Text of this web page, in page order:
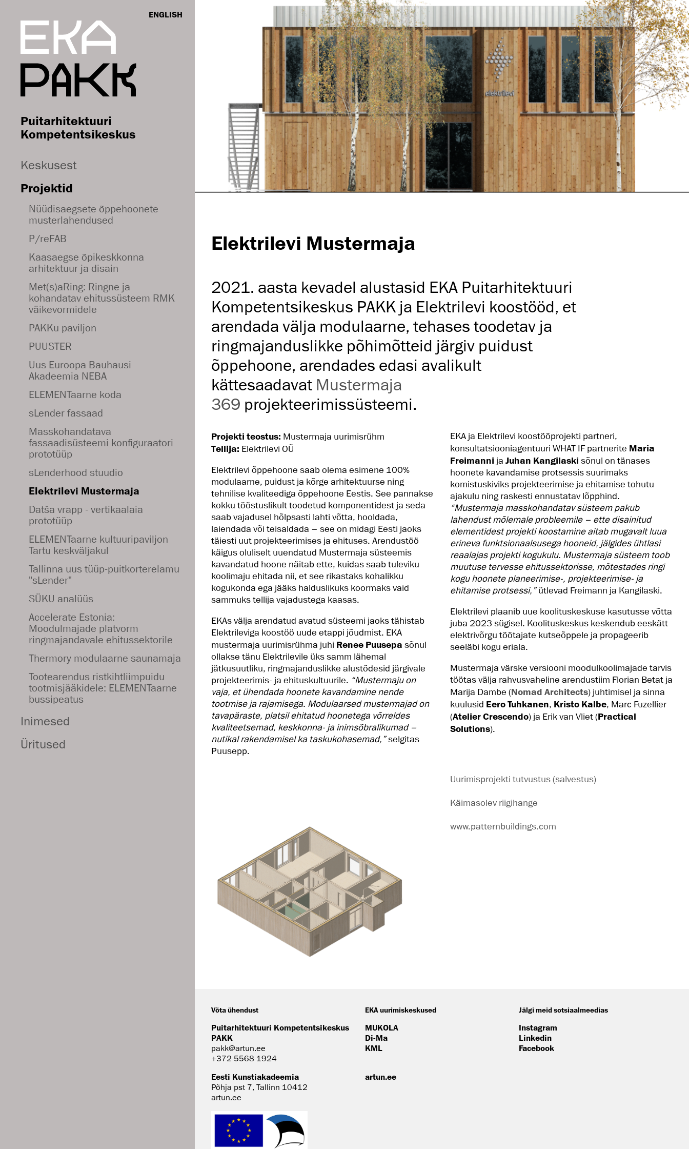
Puitarhitektuuri
Kompetentsikeskus
Keskusest
Projektid
Nüüdisaegsete õppehoonete
musterlahendused
P/reFAB
Kaasaegse õpikeskkonna
arhitektuur ja disain
Met(s)aRing: Ringne ja
kohandatav ehitussüsteem RMK
väikevormidele
PAKKu paviljon
PUUSTER
Uus Euroopa Bauhausi
Akadeemia NEBA
ELEMENTaarne koda
sLender fassaad
Masskohandatava
fassaadisüsteemi konfiguraatori
prototüüp
sLenderhood stuudio
Elektrilevi Mustermaja
Datša vrapp - vertikaalaia
prototüüp
ELEMENTaarne kultuuripaviljon
Tartu keskväljakul
Tallinna uus tüüp-puitkorterelamu
"sLender"
SÜKU analüüs
Accelerate Estonia:
Moodulmajade platvorm
ringmajandavale ehitussektorile
Thermory modulaarne saunamaja
Tootearendus ristkihtliimpuidu
tootmisjääkidele: ELEMENTaarne
bussipeatus
Inimesed
Üritused
ENGLISH
Elektrilevi Mustermaja
2021. aasta kevadel alustasid EKA Puitarhitektuuri
Kompetentsikeskus PAKK ja Elektrilevi koostööd, et
arendada välja modulaarne, tehases toodetav ja
ringmajanduslikke põhimõtteid järgiv puidust
õppehoone, arendades edasi avalikult
kättesaadavat Mustermaja
369 projekteerimissüsteemi.
Projekti teostus: Mustermaja uurimisrühm
Tellija: Elektrilevi OÜ
Elektrilevi õppehoone saab olema esimene 100%
modulaarne, puidust ja kõrge arhitektuurse ning
tehnilise kvaliteediga õppehoone Eestis. See pannakse
kokku tööstuslikult toodetud komponentidest ja seda
saab vajadusel hõlpsasti lahti võtta, hooldada,
laiendada või teisaldada – see on midagi Eesti jaoks
täiesti uut projekteerimises ja ehituses. Arendustöö
käigus oluliselt uuendatud Mustermaja süsteemis
kavandatud hoone näitab ette, kuidas saab tuleviku
koolimaju ehitada nii, et see rikastaks kohalikku
kogukonda ega jääks halduslikuks koormaks vaid
sammuks tellija vajadustega kaasas.
EKAs välja arendatud avatud süsteemi jaoks tähistab
Elektrileviga koostöö uude etappi jõudmist. EKA
mustermaja uurimisrühma juhi Renee Puusepa sõnul
ollakse tänu Elektrilevile üks samm lähemal
jätkusuutliku, ringmajanduslikke alustõdesid järgivale
projekteerimis- ja ehituskultuurile. “Mustermaju on
vaja, et ühendada hoonete kavandamine nende
tootmise ja rajamisega. Modulaarsed mustermajad on
tavapäraste, platsil ehitatud hoonetega võrreldes
kvaliteetsemad, keskkonna- ja inimsõbralikumad –
nutikal rakendamisel ka taskukohasemad,”selgitas
Puusepp.
EKA ja Elektrilevi koostööprojekti partneri,
konsultatsiooniagentuuri WHAT IF partnerite Maria
Freimanni ja Juhan Kangilaski sõnul on tänases
hoonete kavandamise protsessis suurimaks
komistuskiviks projekteerimise ja ehitamise tohutu
ajakulu ning raskesti ennustatav lõpphind.
“Mustermaja masskohandatav süsteem pakub
lahendust mõlemale probleemile – ette disainitud
elementidest projekti koostamine aitab mugavalt luua
erineva funktsionaalsusega hooneid, jälgides ühtlasi
reaalajas projekti kogukulu. Mustermaja süsteem toob
muutuse tervesse ehitussektorisse, mõtestades ringi
kogu hoonete planeerimise-, projekteerimise- ja
ehitamise protsessi,”ütlevad Freimann ja Kangilaski.
Elektrilevi plaanib uue koolituskeskuse kasutusse võtta
juba 2023 sügisel. Koolituskeskus keskendub eeskätt
elektrivõrgu töötajate kutseõppele ja propageerib
seeläbi kogu eriala.
Mustermaja värske versiooni moodulkoolimajade tarvis
töötas välja rahvusvaheline arendustiim Florian Betat ja
Marija Dambe (Nomad Architects) juhtimisel ja sinna
kuulusid Eero Tuhkanen, Kristo Kalbe, Marc Fuzellier
(Atelier Crescendo) ja Erik van Vliet (Practical
Solutions).
Uurimisprojekti tutvustus (salvestus)
Käimasolev riigihange
www.patternbuildings.com
Võta ühendust
Puitarhitektuuri Kompetentsikeskus
PAKK
pakk@artun.ee
+372 5568 1924
Eesti Kunstiakadeemia
Põhja pst 7, Tallinn 10412
artun.ee
EKA uurimiskeskused
MUKOLA
Di-Ma
KML
artun.ee
Jälgi meid sotsiaalmeedias
Instagram
Linkedin
Facebook